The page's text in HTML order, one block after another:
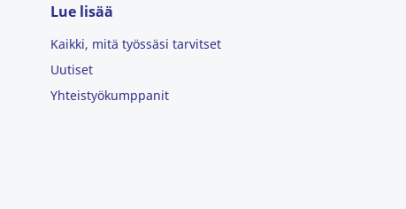
Lue lisää
Kaikki, mitä työssäsi tarvitset
Uutiset
Yhteistyökumppanit